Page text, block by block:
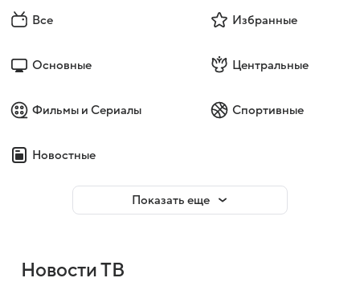
Все Избранные
Основные Центральные
Фильмы и Сериалы Спортивные
Новостные
Показать еще
Новости ТВ